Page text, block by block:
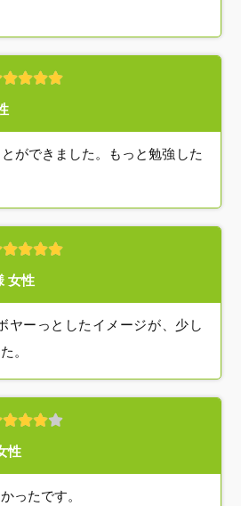
ができました。もっと勉強した
女性
ヤーっとしたイメージが、少し
。
性
ったです。